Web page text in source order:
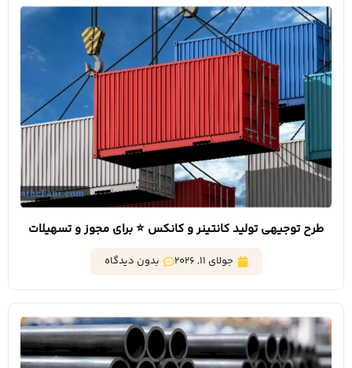
طرح توجیهی تولید کانتینر و کانکس ⭐️ برای مجوز و تسهیلات
جولای 11, 2026 بدون دیدگاه